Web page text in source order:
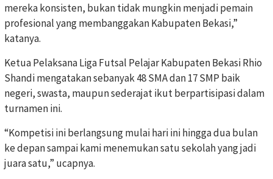
mereka konsisten, bukan tidak mungkin menjadi pemain
profesional yang membanggakan Kabupaten Bekasi,”
katanya.
Ketua Pelaksana Liga Futsal Pelajar Kabupaten Bekasi Rhio
Shandi mengatakan sebanyak 48 SMA dan 17 SMP baik
negeri, swasta, maupun sederajat ikut berpartisipasi dalam
turnamen ini.
“Kompetisi ini berlangsung mulai hari ini hingga dua bulan
ke depan sampai kami menemukan satu sekolah yang jadi
juara satu,” ucapnya.